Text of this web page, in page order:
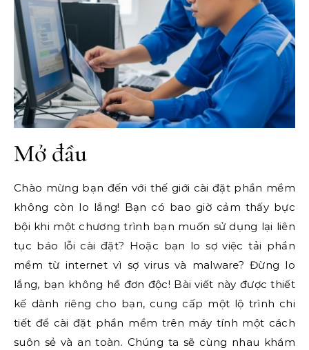
Mở đầu
Chào mừng bạn đến với thế giới cài đặt phần mềm
không còn lo lắng! Bạn có bao giờ cảm thấy bực
bội khi một chương trình bạn muốn sử dụng lại liên
tục báo lỗi cài đặt? Hoặc bạn lo sợ việc tải phần
mềm từ internet vì sợ virus và malware? Đừng lo
lắng, bạn không hề đơn độc! Bài viết này được thiết
kế dành riêng cho bạn, cung cấp một lộ trình chi
tiết để cài đặt phần mềm trên máy tính một cách
suôn sẻ và an toàn. Chúng ta sẽ cùng nhau khám